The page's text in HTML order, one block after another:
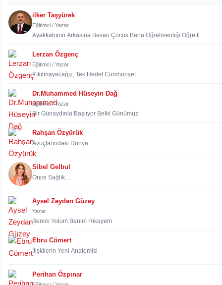
ilker Taşyürek
Eğitimci / Yazar
Ayakkabının Arkasına Basan Çocuk Bana Öğretmenliği Öğretti
Lerzan Özgenç
Eğitimci / Yazar
Yıkılmayacağız, Tek Hedef Cumhuriyet
Dr.Muhammed Hüseyin Dağ
Eğitimci / Yazar
Bir Günaydınla Başlıyor Belki Günümüz
Rahşan Özyürük
Avuçlarındaki Dünya
Sibel Gelbul
Önce Sağlık…
Aysel Zeydan Güzey
Yazar
Benim Yolum Benim Hikayem
Ebru Cömert
İlişkilerin Yeni Anatomisi
Perihan Özpınar